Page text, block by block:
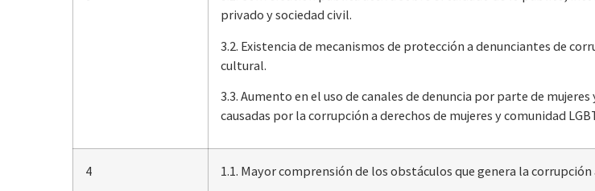
privado y sociedad civil.
3.2. Existencia de mecanismos de protección a denunciantes de
cultural.
3.3. Aumento en el uso de canales de denuncia por parte de
causadas por la corrupción a derechos de mujeres y comunidad
4
1.1. Mayor comprensión de los obstáculos que genera la